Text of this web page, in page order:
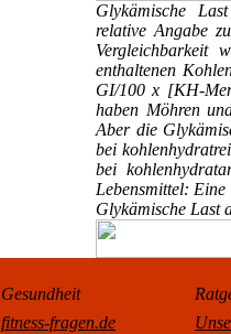
Glykämische
relative Angabe
enthaltenen
GI/100 x [KH-
haben Möhren
Aber die
bei
bei
Lebensmittel:
Glykämische Last
Gesundheit
fitness-fragen.de